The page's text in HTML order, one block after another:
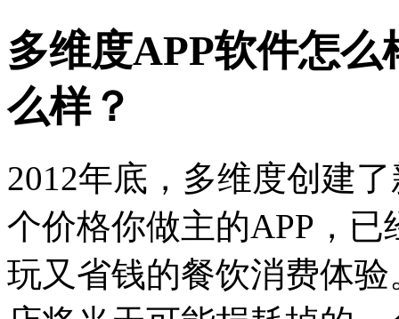
多维度APP软件怎
么样？
2012年底，多维度创建
个价格你做主的APP，
玩又省钱的餐饮消费体